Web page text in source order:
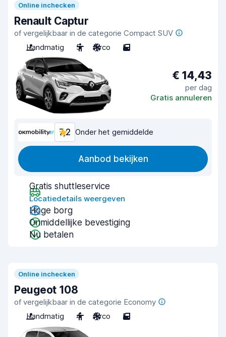
Online inchecken
Renault Captur
of vergelijkbaar in de categorie Compact SUV
Handmatig
5 Airco 5
€ 14,43
per dag
Gratis annuleren
7,2 Onder het gemiddelde
Aanbod bekijken
Gratis shuttleservice
Locatiedetails weergeven
Hoge borg
Onmiddellijke bevestiging
Nu betalen
Online inchecken
Peugeot 108
of vergelijkbaar in de categorie Economy
Handmatig
4 Airco 5